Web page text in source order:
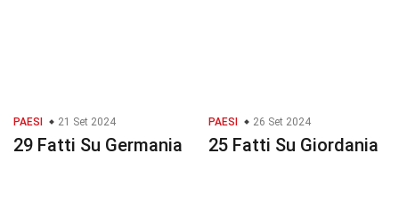
PAESI 21 Set 2024
29 Fatti Su Germania
PAESI 26 Set 2024
25 Fatti Su Giordania